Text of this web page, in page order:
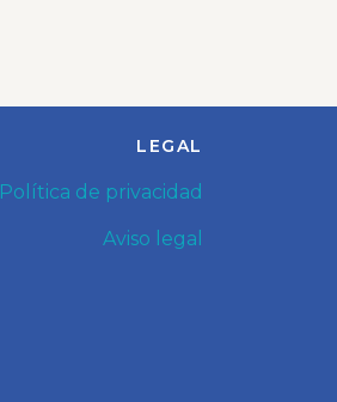
LEGAL
Política de privacidad
Aviso legal